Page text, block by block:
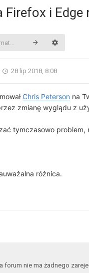
i Edge
28 lip 2018, 8:08
Chris Peterson na
zmianę wyglądu z
tymczasowo
różnica.
forum nie ma żadnego